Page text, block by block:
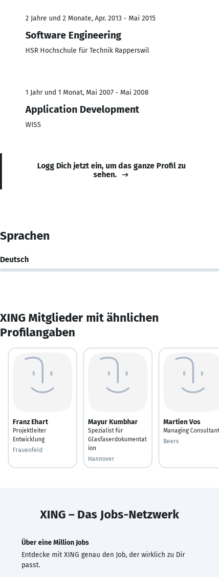
2 Jahre und 2 Monate, Apr. 2013 - Mai 2015
Software Engineering
HSR Hochschule für Technik Rapperswil
1 Jahr und 1 Monat, Mai 2007 - Mai 2008
Application Development
WISS
Logg Dich jetzt ein, um das ganze Profil zu
sehen.
Sprachen
Deutsch
XING Mitglieder mit ähnlichen
Profilangaben
Franz Ehart
Projektleiter
Entwicklung
Frauenfeld
Mayur Kumbhar
Spezialist für
Glasfaserdokumentat
ion
Hannover
Martien Vos
Managing Consultant
Beers
XING – Das Jobs-Netzwerk
Über eine Million Jobs
Entdecke mit XING genau den Job, der wirklich zu Dir
passt.